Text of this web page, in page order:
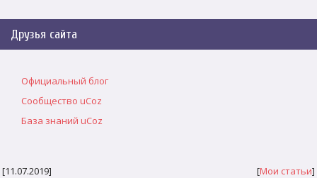
Друзья сайта
Официальный блог
Сообщество uCoz
База знаний uCoz
[11.07.2019] [Мои статьи]